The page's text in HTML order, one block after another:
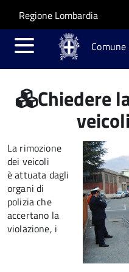
Salta al contenuto
Skip to site
Regione Lombardia
Chiedere
La rimozione
dei veicoli
è attuata dagli
organi di
polizia che
accertano la
violazione, i